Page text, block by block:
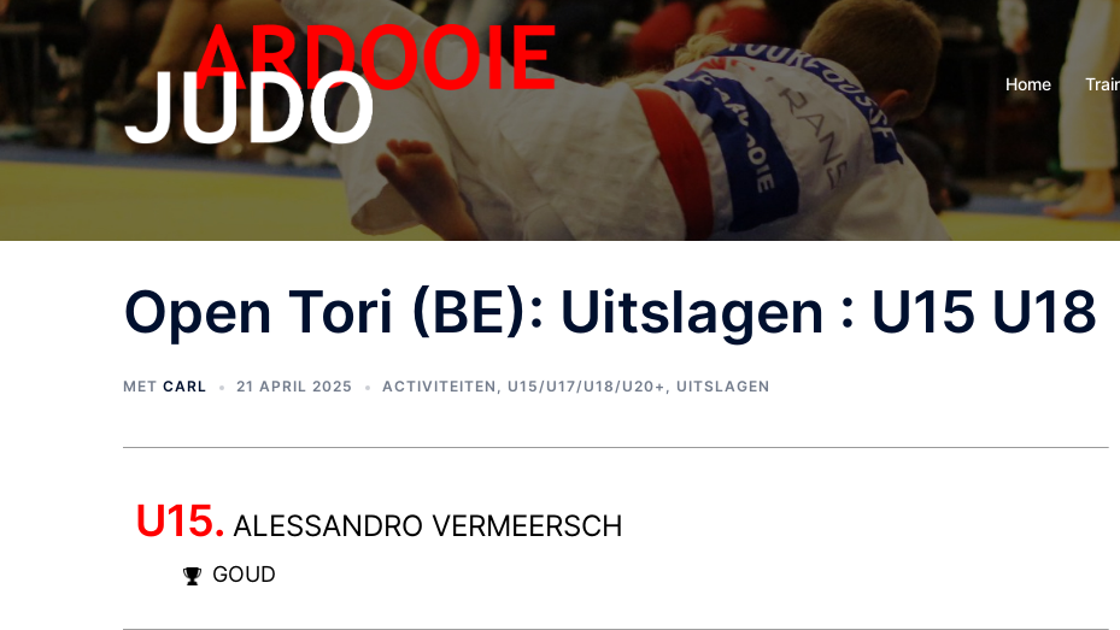
Home
Open Tori (BE): Uitslagen : U15 U18
MET CARL 21 APRIL 2025 ACTIVITEITEN , U15/U17/U18/U20+ , UITSLAGEN
U15. ALESSANDRO VERMEERSCH
GOUD